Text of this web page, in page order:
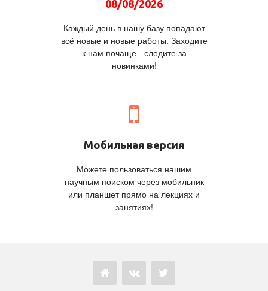
08/08/2026
Каждый день в нашу базу попадают
всё новые и новые работы. Заходите
к нам почаще - следите за
новинками!
Мобильная версия
Можете пользоваться нашим
научным поиском через мобильник
или планшет прямо на лекциях и
занятиях!